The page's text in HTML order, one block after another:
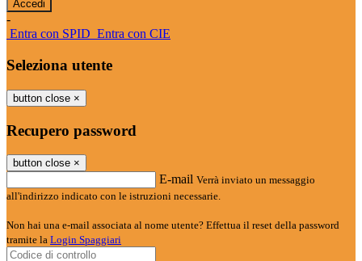
-
Entra con SPID Entra con CIE
Seleziona utente
button close ×
Recupero password
button close ×
E-mail Verrà inviato un messaggio
all'indirizzo indicato con le istruzioni necessarie.
Non hai una e-mail associata al nome utente? Effettua il reset della password
tramite la Login Spaggiari